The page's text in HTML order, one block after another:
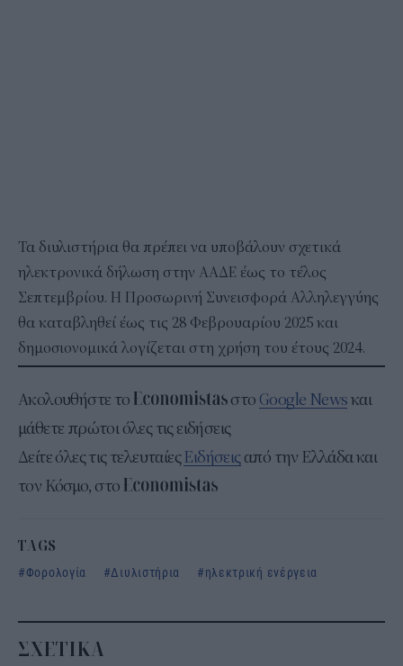
Τα διυλιστήρια θα πρέπει να υποβάλουν σχετικά
ηλεκτρονικά δήλωση στην ΑΑΔΕ έως το τέλος
Σεπτεμβρίου. Η Προσωρινή Συνεισφορά Αλληλεγγύης
θα καταβληθεί έως τις 28 Φεβρουαρίου 2025 και
δημοσιονομικά λογίζεται στη χρήση του έτους 2024.
Ακολουθήστε το στο Google Newsκαι
μάθετε πρώτοι όλες τις ειδήσεις
Δείτε όλες τις τελευταίεςΕιδήσειςαπό την Ελλάδα και
τον Κόσμο, στο
TAGS
Φορολογία
Διυλιστήρια ηλεκτρική ενέργεια
ΣΧΕΤΙΚΑ